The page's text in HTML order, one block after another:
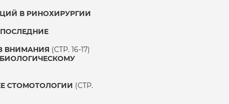
В РИНОХИРУРГИИ
ПОСЛЕДНИЕ
ВНИМАНИЯ (СТР. 16-17)
СТОМОТОЛОГИИ (СТР.